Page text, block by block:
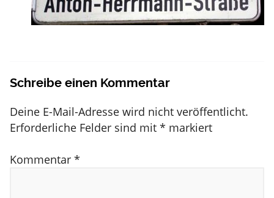
Schreibe einen Kommentar
Deine E-Mail-Adresse wird nicht veröffentlicht.
Erforderliche Felder sind mit * markiert
Kommentar *